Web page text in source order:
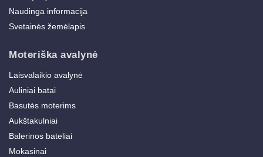
Naudinga informacija
Svetainės žemėlapis
Moteriška avalynė
Laisvalaikio avalynė
Auliniai batai
Basutės moterims
Aukštakulniai
Balerinos bateliai
Mokasinai